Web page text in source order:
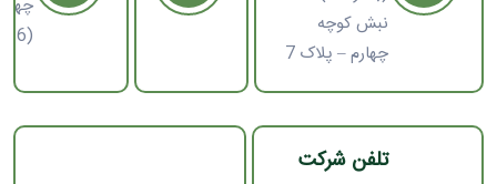
نبش کوچه
چهارم – پلاک 7
(16-8)
تلفن شرکت